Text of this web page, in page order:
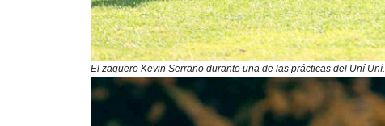
El zaguero Kevin Serrano durante una de las prácticas del Uní Uní.